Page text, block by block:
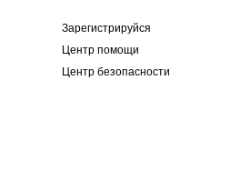
Зарегистрируйся
Центр помощи
Центр безопасности